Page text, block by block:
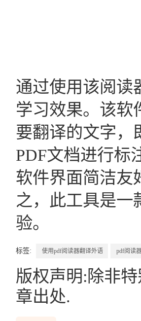
通过使用该阅读
学习效果。该软
要翻译的文字，
PDF文档进行标
软件界面简洁友
之，此工具是一
验。
标签: 使用pdf阅读器翻译外语 pdf阅读
版权声明:除非
章出处.